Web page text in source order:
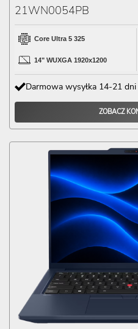
21WN0054PB
Core Ultra 5 325
14" WUXGA 1920x1200
Darmowa wysyłka 14-21 dni
ZOBACZ